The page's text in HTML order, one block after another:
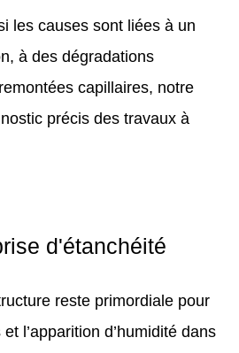
les causes sont liées à un
à des dégradations
capillaires, notre
précis des travaux à
d'étanchéité
reste primordiale pour
l’apparition d’humidité dans